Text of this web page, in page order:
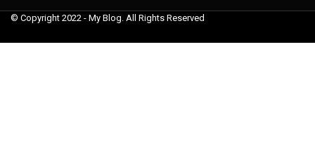
© Copyright 2022 - My Blog. All Rights Reserved